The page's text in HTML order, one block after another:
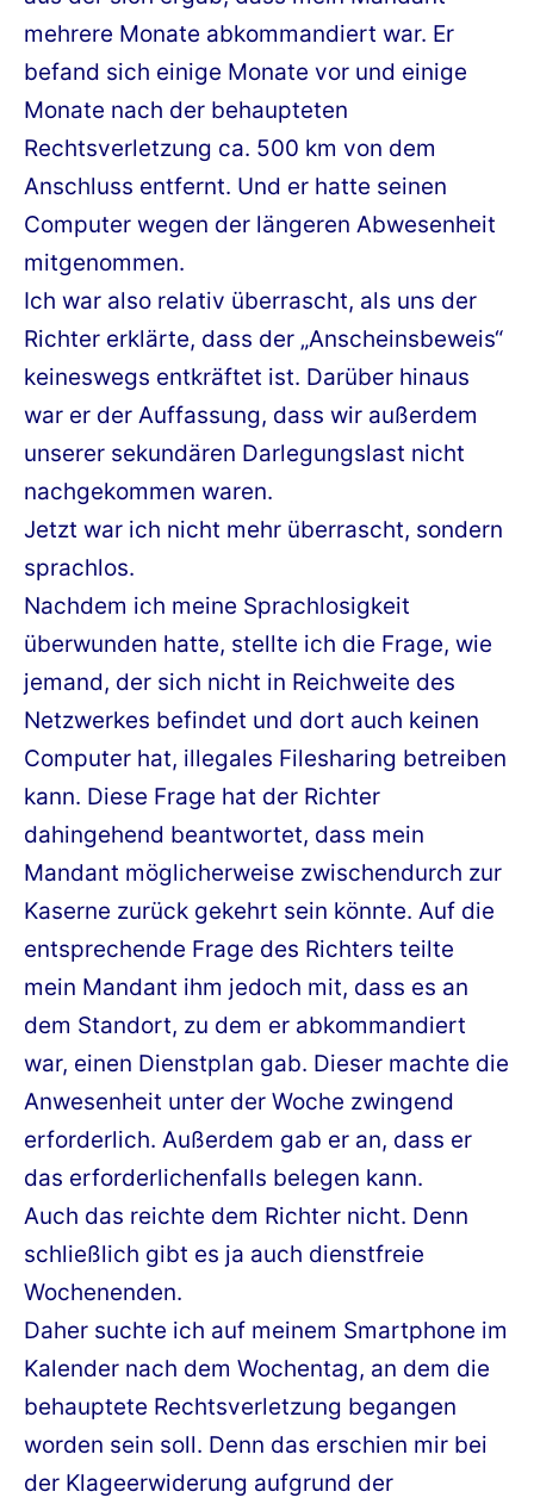
mehrere Monate abkommandiert war. Er
befand sich einige Monate vor und einige
Monate nach der behaupteten
Rechtsverletzung ca. 500 km von dem
Anschluss entfernt. Und er hatte seinen
Computer wegen der längeren Abwesenheit
mitgenommen.
Ich war also relativ überrascht, als uns der
Richter erklärte, dass der „Anscheinsbeweis“
keineswegs entkräftet ist. Darüber hinaus
war er der Auffassung, dass wir außerdem
unserer sekundären Darlegungslast nicht
nachgekommen waren.
Jetzt war ich nicht mehr überrascht, sondern
sprachlos.
Nachdem ich meine Sprachlosigkeit
überwunden hatte, stellte ich die Frage, wie
jemand, der sich nicht in Reichweite des
Netzwerkes befindet und dort auch keinen
Computer hat, illegales Filesharing betreiben
kann. Diese Frage hat der Richter
dahingehend beantwortet, dass mein
Mandant möglicherweise zwischendurch zur
Kaserne zurück gekehrt sein könnte. Auf die
entsprechende Frage des Richters teilte
mein Mandant ihm jedoch mit, dass es an
dem Standort, zu dem er abkommandiert
war, einen Dienstplan gab. Dieser machte die
Anwesenheit unter der Woche zwingend
erforderlich. Außerdem gab er an, dass er
das erforderlichenfalls belegen kann.
Auch das reichte dem Richter nicht. Denn
schließlich gibt es ja auch dienstfreie
Wochenenden.
Daher suchte ich auf meinem Smartphone im
Kalender nach dem Wochentag, an dem die
behauptete Rechtsverletzung begangen
worden sein soll. Denn das erschien mir bei
der Klageerwiderung aufgrund der